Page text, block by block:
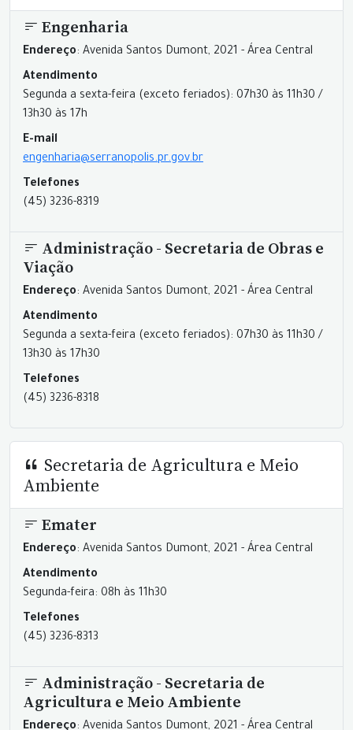
Engenharia
Endereço: Avenida Santos Dumont, 2021 - Área Central
Atendimento
Segunda a sexta-feira (exceto feriados): 07h30 às 11h30 /
13h30 às 17h
E-mail
engenharia@serranopolis.pr.gov.br
Telefones
(45) 3236-8319
Administração - Secretaria de Obras e
Viação
Endereço: Avenida Santos Dumont, 2021 - Área Central
Atendimento
Segunda a sexta-feira (exceto feriados): 07h30 às 11h30 /
13h30 às 17h30
Telefones
(45) 3236-8318
Secretaria de Agricultura e Meio
Ambiente
Emater
Endereço: Avenida Santos Dumont, 2021 - Área Central
Atendimento
Segunda-feira: 08h às 11h30
Telefones
(45) 3236-8313
Administração - Secretaria de
Agricultura e Meio Ambiente
Endereço: Avenida Santos Dumont, 2021 - Área Central